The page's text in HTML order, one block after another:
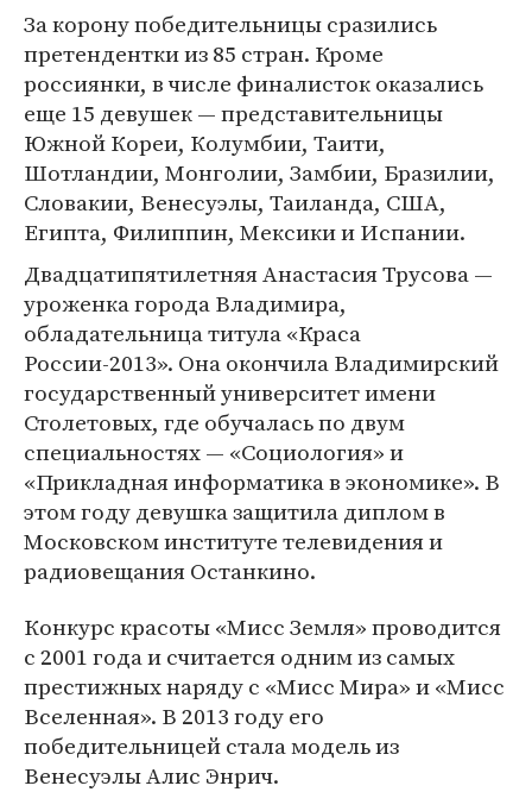
За корону победительницы сразились
претендентки из 85 стран. Кроме
россиянки, в числе финалисток оказались
еще 15 девушек — представительницы
Южной Кореи, Колумбии, Таити,
Шотландии, Монголии, Замбии, Бразилии,
Словакии, Венесуэлы, Таиланда, США,
Египта, Филиппин, Мексики и Испании.
Двадцатипятилетняя Анастасия Трусова —
уроженка города Владимира,
обладательница титула «Краса
России-2013». Она окончила Владимирский
государственный университет имени
Столетовых, где обучалась по двум
специальностях — «Социология» и
«Прикладная информатика в экономике». В
этом году девушка защитила диплом в
Московском институте телевидения и
радиовещания Останкино.
Конкурс красоты «Мисс Земля» проводится
с 2001 года и считается одним из самых
престижных наряду с «Мисс Мира» и «Мисс
Вселенная». В 2013 году его
победительницей стала модель из
Венесуэлы Алис Энрич.